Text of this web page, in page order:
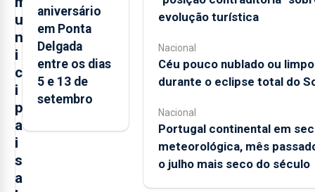
u
n
i
c
i
p
a
i
s
a
aniversário
em Ponta
Delgada
entre os dias
5 e 13 de
setembro
evolução turística
Nacional
Céu pouco nublado ou limpo
durante o eclipse total do
Nacional
Portugal continental em
meteorológica, mês
o julho mais seco do século